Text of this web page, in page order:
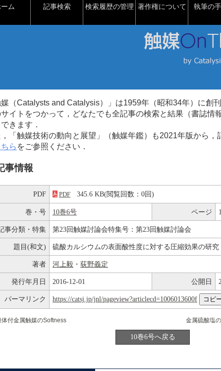
ム 記事検索 検索履歴の管理 著作権について 執筆の
媒（Catalysts and Catalysis）」は1959年（昭和34年）に創
サイトをつかって，どなたでも全記事の検索と結果（書誌
できます．
，「触媒技術の動向と展望」（触媒年鑑）も2021年版から
ら をご参照ください．
事情報
PDF PDF 345.6 KB(閲覧回数：0回)
巻・号 10巻6号 ページ
事分類・特集 第23回触媒討論会特集号：第23回触媒討論会
題目(和文) 硫酸カルシウムの表面酸性度に対する圧縮効果の研究
著者 河上毅 ・ 荻野義定
発行年月日 2016-12-01 公開日
パーマリンク https://catsj.jp/jnl/pageview?articlecd=1006013600f
体付金属触媒のSoftness
10巻6号へ戻る